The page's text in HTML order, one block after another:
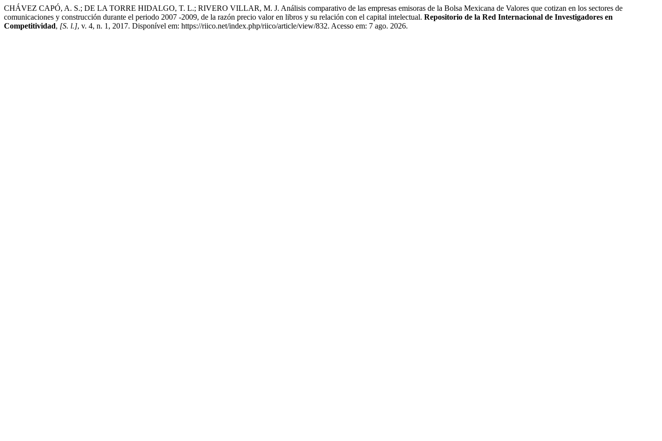
CHÁVEZ CAPÓ, A. S.; DE LA TORRE HIDALGO, T. L.; RIVERO VILLAR, M. J. Análisis comparativo de las empresas emisoras de la Bolsa Mexicana de Valores que cotizan en los sectores de
comunicaciones y construcción durante el periodo 2007 -2009, de la razón precio valor en libros y su relación con el capital intelectual. Repositorio de la Red Internacional de Investigadores en
Competitividad, [S. l.], v. 4, n. 1, 2017. Disponível em: https://riico.net/index.php/riico/article/view/832. Acesso em: 7 ago. 2026.